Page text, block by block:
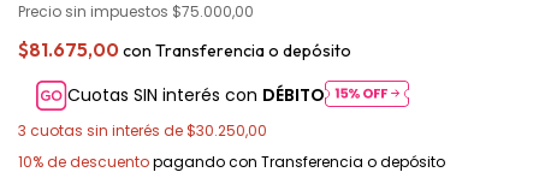
Precio sin impuestos $75.000,00
$81.675,00con Transferencia o depósito
Cuotas SIN interés con DÉBITO
3 cuotas sin interés de$30.250,00
10% de descuentopagando con Transferencia o depósito